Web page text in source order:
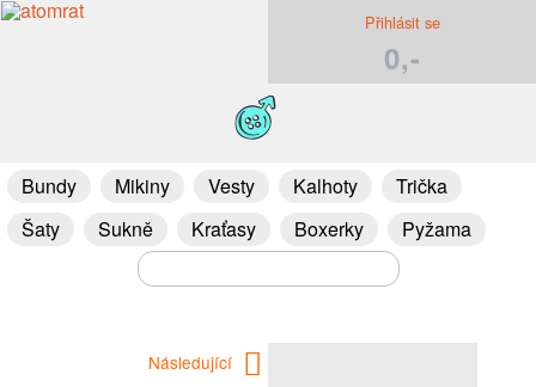
Přihlásit se
0,-
Bundy Mikiny Vesty Kalhoty
Trička
Šaty
Sukně Kraťasy Boxerky Pyžama
Následující